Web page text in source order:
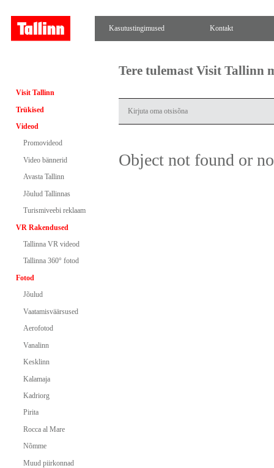
Kasutustingimused Kontakt
Visit Tallinn
Trükised
Videod
Promovideod
Video bännerid
Avasta Tallinn
Jõulud Tallinnas
Turismiveebi reklaam
VR Rakendused
Tallinna VR videod
Tallinna 360° fotod
Fotod
Jõulud
Vaatamisväärsused
Aerofotod
Vanalinn
Kesklinn
Kalamaja
Kadriorg
Pirita
Rocca al Mare
Nõmme
Muud piirkonnad
Tere tulemast Visit Tallinn
Object not found or